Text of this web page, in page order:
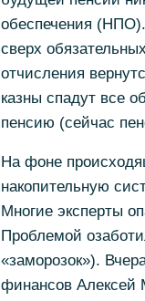
обеспечения (НПО).
сверх
отчисления
казны спадут все
пенсию (сейчас
На фоне
накопительную
Многие эксперты
Проблемой
«заморозок»).
финансов Алексей